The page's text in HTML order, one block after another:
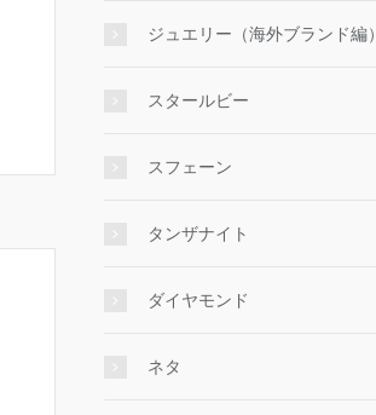
ジュエリー（海外ブランド編）
スタールビー
スフェーン
タンザナイト
ダイヤモンド
ネタ